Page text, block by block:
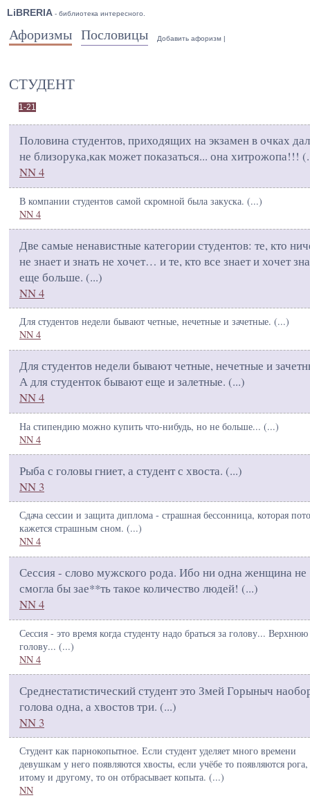
LiBRERIA - библиотека интересного.
Афоризмы Пословицы Добавить афоризм |
СТУДЕНТ
1-21
Половина студентов, приходящих на экзамен в очках
не близорука,как может показаться... она хитрожопа!!! (
NN 4
В компании студентов самой скромной была закуска. (...)
NN 4
Две самые ненавистные категории студентов: те, кто
не знает и знать не хочет… и те, кто все знает и хочет
еще больше. (...)
NN 4
Для студентов недели бывают четные, нечетные и зачетные. (...)
NN 4
Для студентов недели бывают четные, нечетные и
А для студенток бывают еще и залетные. (...)
NN 4
На стипендию можно купить что-нибудь, но не больше... (...)
NN 4
Рыба с головы гниет, а студент с хвоста. (...)
NN 3
Сдача сессии и защита диплома - страшная бессонница, которая
кажется страшным сном. (...)
NN 4
Сессия - слово мужского рода. Ибо ни одна женщина не
смогла бы зае**ть такое количество людей! (...)
NN 4
Сессия - это время когда студенту надо браться за голову... Верхнюю
голову... (...)
NN 4
Среднестатистический студент это Змей Горыныч
голова одна, а хвостов три. (...)
NN 3
Студент как парнокопытное. Если студент уделяет много времени
девушкам у него появляются хвосты, если учёбе то появляются
итому и другому, то он отбрасывает копыта. (...)
NN